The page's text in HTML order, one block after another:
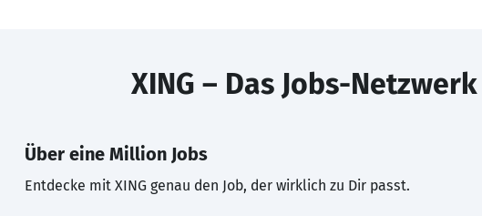
XING – Das Jobs-Netzwerk
Über eine Million Jobs
Entdecke mit XING genau den Job, der wirklich zu Dir passt.